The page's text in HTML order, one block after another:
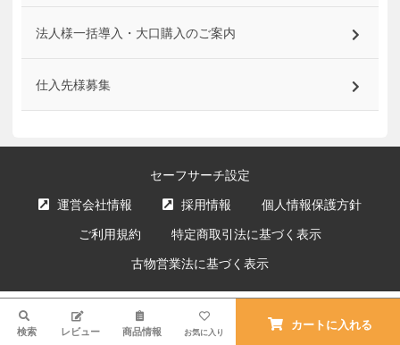
法人様一括導入・大口購入のご案内
仕入先様募集
セーフサーチ設定
運営会社情報 採用情報 個人情報保護方針
ご利用規約 特定商取引法に基づく表示
古物営業法に基づく表示
サイト内の文章、画像などの著作物はエクスプライス株式会社に属します。
複製、無断転載を禁止します。
© XPRICE Inc. All Rights Reserved.
検索 レビュー 商品情報 お気に入り
カートに入れる
検索